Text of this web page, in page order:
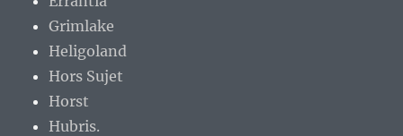
Grimlake
Heligoland
Hors Sujet
Horst
Hubris.